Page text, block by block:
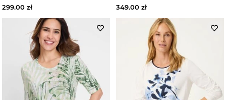
299.00 zł
349.00 zł